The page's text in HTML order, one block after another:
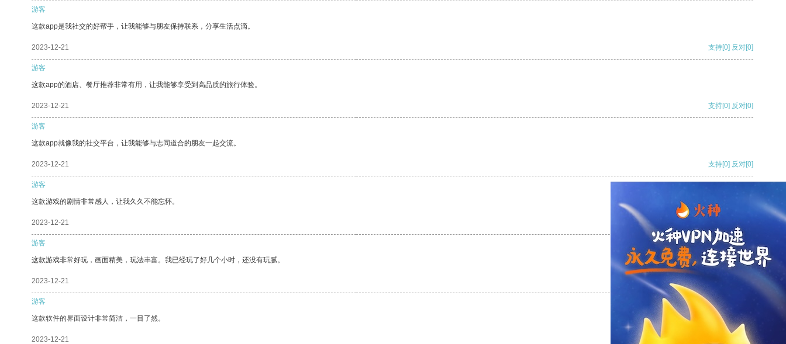
游客
这款app是我社交的好帮手，让我能够与朋友保持联系，分享生活点滴。
2023-12-21 支持[0] 反对[0]
游客
这款app的酒店、餐厅推荐非常有用，让我能够享受到高品质的旅行体验。
2023-12-21 支持[0] 反对[0]
游客
这款app就像我的社交平台，让我能够与志同道合的朋友一起交流。
2023-12-21 支持[0] 反对[0]
游客
这款游戏的剧情非常感人，让我久久不能忘怀。
2023-12-21
游客
这款游戏非常好玩，画面精美，玩法丰富。我已经玩了好几个小时，还没有玩腻。
2023-12-21 反对
游客
这款软件的界面设计非常简洁，一目了然。
2023-12-21 反对[0]